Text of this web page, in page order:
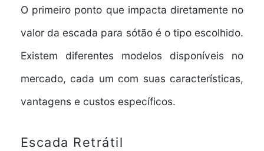
O primeiro ponto que impacta diretamente no
valor da escada para sótão é o tipo escolhido.
Existem diferentes modelos disponíveis no
mercado, cada um com suas características,
vantagens e custos específicos.
Escada Retrátil